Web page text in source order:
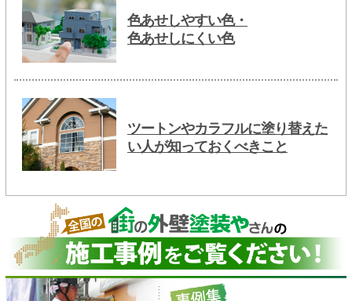
色あせしやすい色・
色あせしにくい色
ツートンやカラフルに塗り替えた
い人が知っておくべきこと